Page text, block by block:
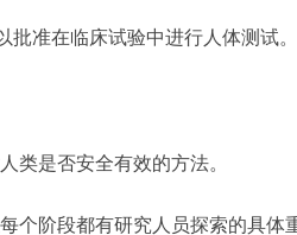
批准在临床试验中进行人体测试。
类是否安全有效的方法。
个阶段都有研究人员探索的具体